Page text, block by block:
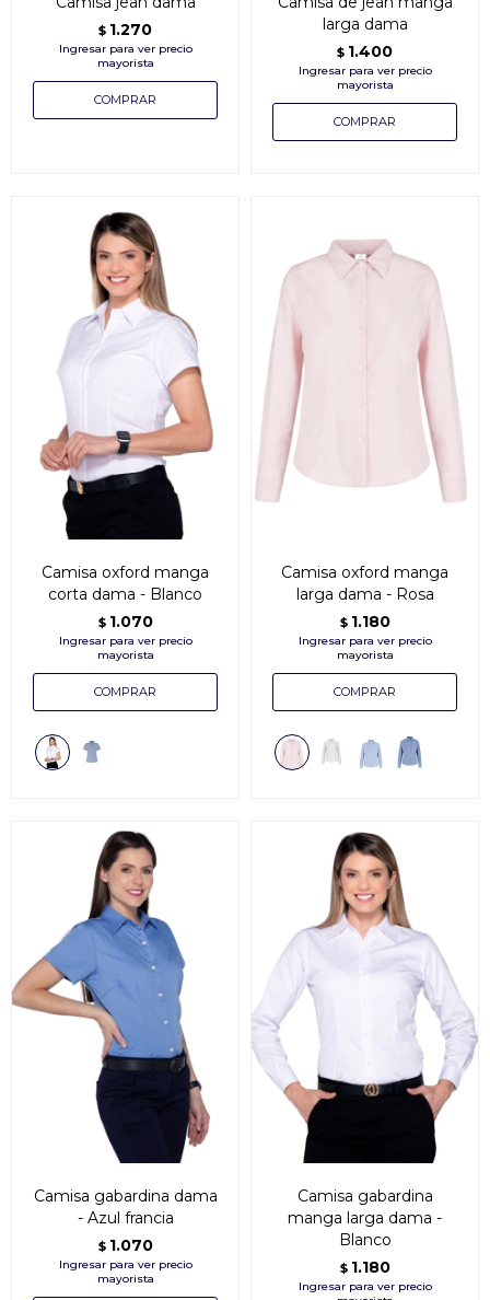
$ 1.270
larga dama
$ 1.400
Camisa oxford manga
corta dama - Blanco
$ 1.070
Camisa oxford manga
larga dama - Rosa
$ 1.180
Camisa gabardina dama
- Azul francia
$ 1.070
Camisa gabardina
manga larga dama -
Blanco
$ 1.180